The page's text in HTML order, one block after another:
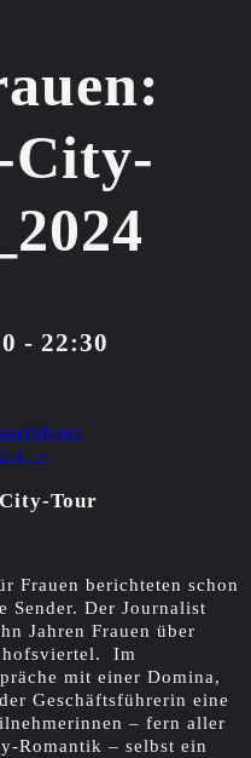
City-
- 22:30
»
Tour
Frauen berichteten schon
Sender. Der Journalist
Jahren Frauen über
Im
mit einer Domina,
Geschäftsführerin eine
– fern aller
Romantik – selbst ein